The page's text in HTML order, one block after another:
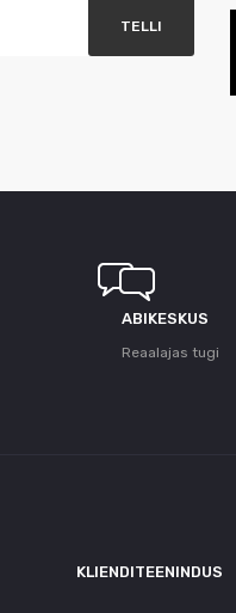
ABIKESKUS
Reaalajas tugi
KLIENDITEENINDUS